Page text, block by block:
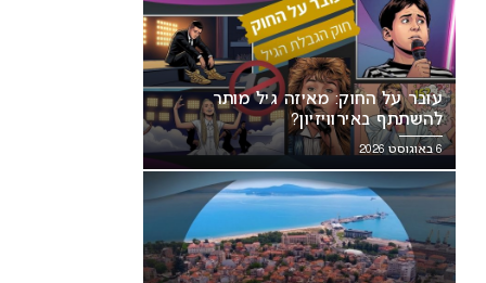
עובר על החוק: מאיזה גיל מותר
להשתתף באירוויזיון?
6 באוגוסט 2026